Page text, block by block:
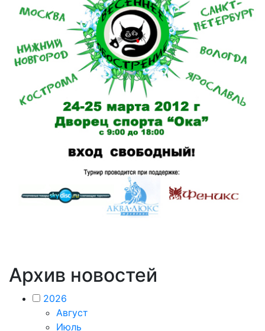
Архив новостей
2026
Август
Июль